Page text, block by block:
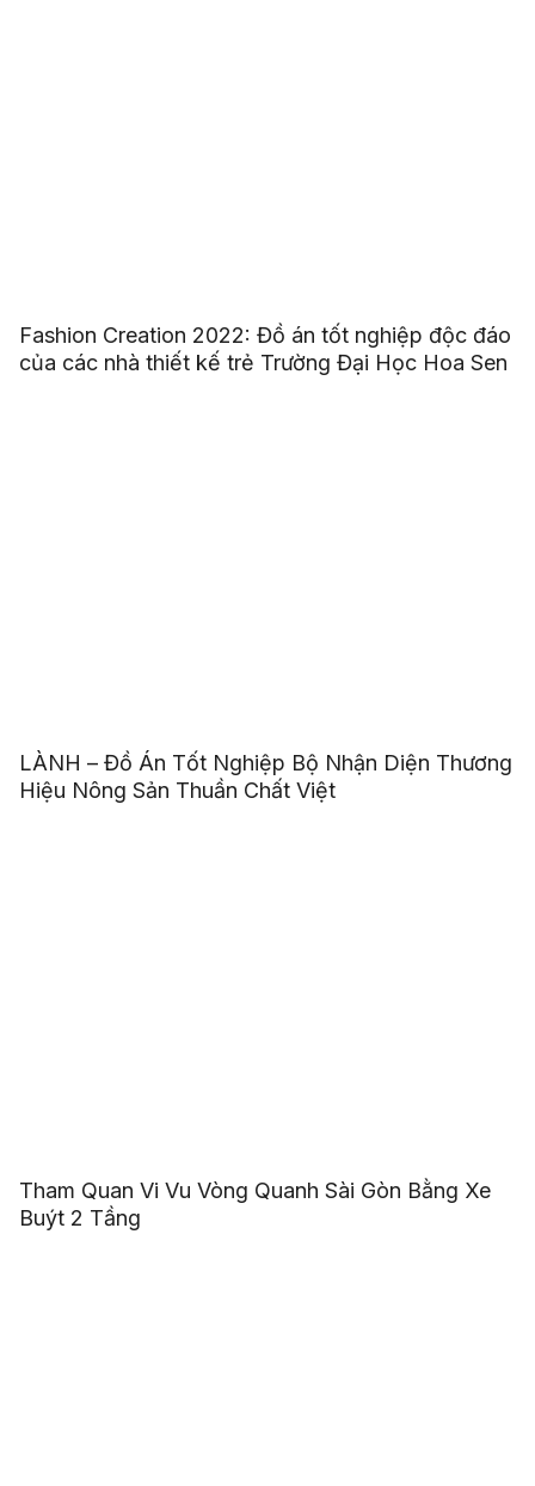
Fashion Creation 2022: Đồ án tốt nghiệp độc đáo
của các nhà thiết kế trẻ Trường Đại Học Hoa Sen
LÀNH – Đồ Án Tốt Nghiệp Bộ Nhận Diện Thương
Hiệu Nông Sản Thuần Chất Việt
Tham Quan Vi Vu Vòng Quanh Sài Gòn Bằng Xe
Buýt 2 Tầng